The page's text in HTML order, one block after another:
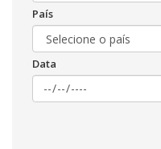
País
Data